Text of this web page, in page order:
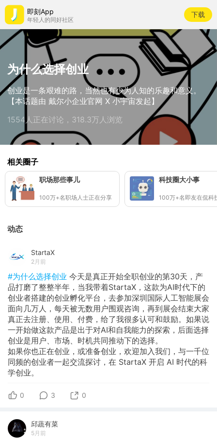
即刻App
年轻人的同好社区
下载
为什么选择创业
创业是一条艰难的路，当然也有少为人知的乐趣和意义。
【本话题由 戴尔小企业官网 X 小宇宙发起】
1554人正在讨论，318.3万人浏览
相关圈子
职场那些事儿
100万+名职场人士正在分享
科技圈大小事
动态
StartaX
2月前
#为什么选择创业 今天是真正开始全职创业的第30天，产
品打磨了整整半年，当我带着StartaX，这款为AI时代下的
创业者搭建的创业孵化平台，去参加深圳国际人工智能展会
面向几万人，每天被无数用户围观咨询，再到展会结束大家
真正去注册、使用、付费，给了我很多认可和鼓励。如果说
一开始做这款产品是出于对AI和自我能力的探索，后面选择
创业是用户、市场、时机共同推动下的选择。
如果你也正在创业，或准备创业，欢迎加入我们，与一千位
同频的创业者一起交流探讨，在 StartaX 开启 AI 时代的科
学创业。
0 3 0
邱蔬有菜
5月前